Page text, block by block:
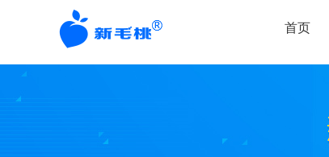
首页